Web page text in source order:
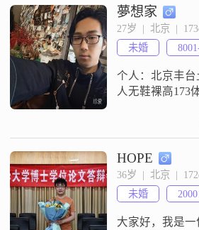
规划##3002##
和，容易相处
是人与人之间建
以我一直努力做
##3002##
夢想家
27岁  |  北京  |
未婚
个人：北京丰
人无鞋裸高173
正小蝴蝶)二次
曾出过cos(自
师(事业编)家庭
家庭 父母健在
闲宅家游戏 主端
略苦手擅长
Switch 偏爱剧情
HOPE
36岁  |  北京  |
未婚
大家好，我是一